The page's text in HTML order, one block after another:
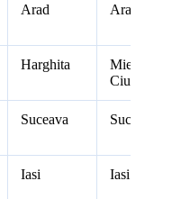
Arad Arad
Harghita
Miercurea
Ciuc
Suceava Suceava
Iasi Iasi